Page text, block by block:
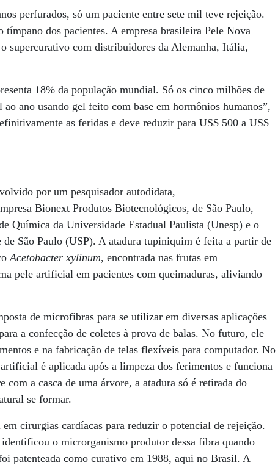
perfurados, só um paciente entre sete mil teve rejeição.
dos pacientes. A empresa brasileira Pele Nova
supercurativo com distribuidores da Alemanha, Itália,
18% da população mundial. Só os cinco milhões de
ano usando gel feito com base em hormônios humanos”,
as feridas e deve reduzir para US$ 500 a US$
por um pesquisador autodidata,
Bionext Produtos Biotecnológicos, de São Paulo,
Química da Universidade Estadual Paulista (Unesp) e o
São Paulo (USP). A atadura tupiniquim é feita a partir de
Acetobacter xylinum, encontrada nas frutas em
pele artificial em pacientes com queimaduras, aliviando
de microfibras para se utilizar em diversas aplicações
a confecção de coletes à prova de balas. No futuro, ele
e na fabricação de telas flexíveis para computador. No
é aplicada após a limpeza dos ferimentos e funciona
a casca de uma árvore, a atadura só é retirada do
se formar.
cirurgias cardíacas para reduzir o potencial de rejeição.
o microrganismo produtor dessa fibra quando
patenteada como curativo em 1988, aqui no Brasil. A